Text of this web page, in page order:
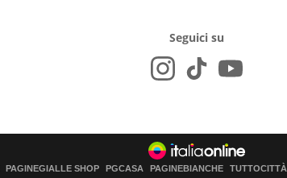
Seguici su
PAGINEGIALLE SHOP PGCASA PAGINEBIANCHE TUTTOCITTÀ